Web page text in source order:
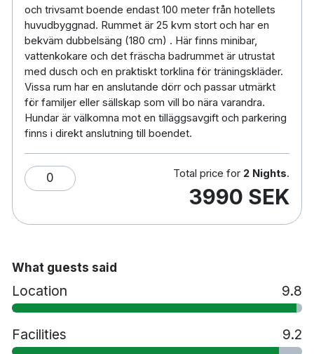
alpina anläggningen Kungsberget.Göransson
Arena i Sandvik erbjuder olika evenemang året
runt. Varmt välkommen till Högbo – en destination
där natur, gastronomi och aktiviteter möts året
runt.
109 rom
Badrum med dusch
Hårtork
20 minuters bilresa till Gävle flygplats
och trivsamt boende endast 100 meter från hotellets
huvudbyggnad. Rummet är 25 kvm stort och har en
bekväm dubbelsäng (180 cm) . Här finns minibar,
vattenkokare och det fräscha badrummet är utrustat
med dusch och en praktiskt torklina för träningskläder.
Vissa rum har en anslutande dörr och passar utmärkt
för familjer eller sällskap som vill bo nära varandra.
Hundar är välkomna mot en tilläggsavgift och parkering
finns i direkt anslutning till boendet.
0 Total price for 2 Nights.
3990 SEK
What guests said
Location 9.8
Facilities 9.2